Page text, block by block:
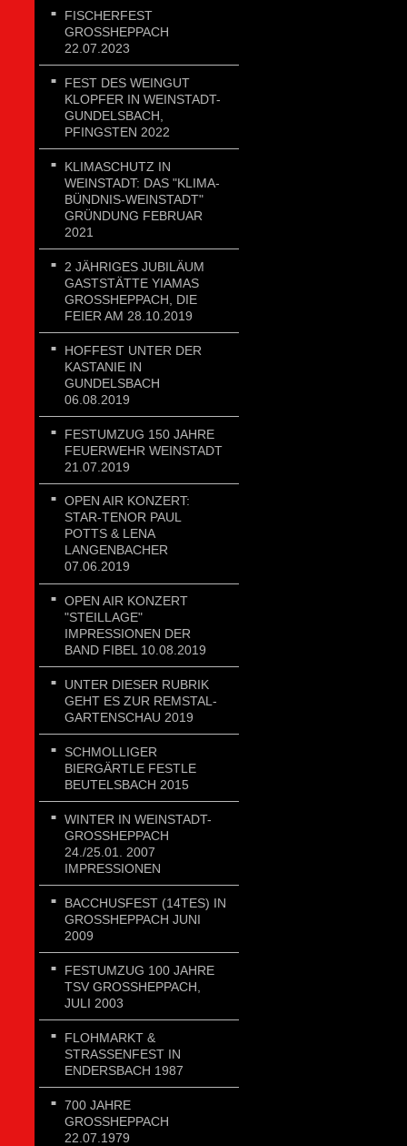
FISCHERFEST
GROSSHEPPACH 2
2.07.2023
FEST DES WEINGUT
KLOPFER IN WEINSTADT-
GUNDELSBACH,
PFINGSTEN 2022
KLIMASCHUTZ IN
WEINSTADT: DAS "KLIMA-
BÜNDNIS-WEINSTADT"
GRÜNDUNG FEBRUAR
2021
2 JÄHRIGES JUBILÄUM
GASTSTÄTTE YIAMAS
GROSSHEPPACH, DIE F
EIER AM 28.10.2019
HOFFEST UNTER DER
KASTANIE IN
GUNDELSBACH
06.08.2019
FESTUMZUG 150 JAHRE
FEUERWEHR WEINSTADT
21.07.2019
OPEN AIR KONZERT:
STAR-TENOR PAUL
POTTS & LENA
LANGENBACHER
07.06.2019
OPEN AIR KONZERT
"STEILLAGE"
IMPRESSIONEN DER
BAND FIBEL 10.08.2019
UNTER DIESER RUBRIK
GEHT ES ZUR REMSTAL-
GARTENSCHAU 2019
SCHMOLLIGER
BIERGÄRTLE FESTLE
BEUTELSBACH 2015
WINTER IN WEINSTADT-
GROSSHEPPACH 2
4./25.01. 2007 I
MPRESSIONEN
BACCHUSFEST (14TES) IN
GROSSHEPPACH JUNI 2
009
FESTUMZUG 100 JAHRE
TSV GROSSHEPPACH, J
ULI 2003
FLOHMARKT &
STRASSENFEST IN E
NDERSBACH 1987
700 JAHRE
GROSSHEPPACH 2
2.07.1979